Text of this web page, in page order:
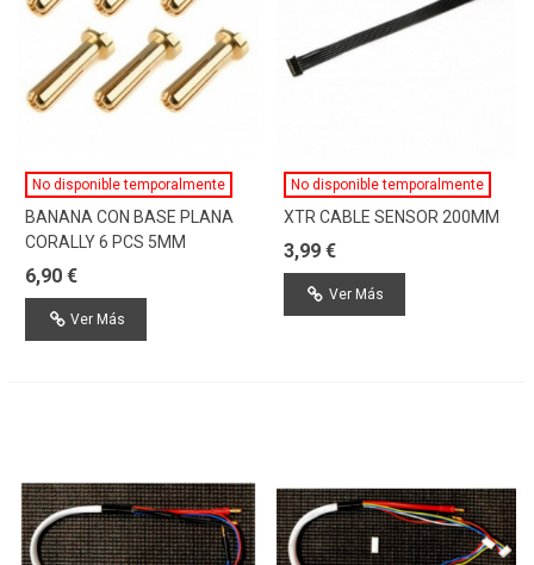
No disponible temporalmente
BANANA CON BASE PLANA
CORALLY 6 PCS 5MM
6,90 €
Ver Más
No disponible temporalmente
XTR CABLE SENSOR 200MM
3,99 €
Ver Más